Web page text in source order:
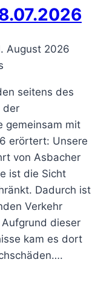
August 2026
seitens des
der
gemeinsam mit
erörtert: Unsere
von Asbacher
ist die Sicht
Dadurch ist
Verkehr
dieser
kam es dort